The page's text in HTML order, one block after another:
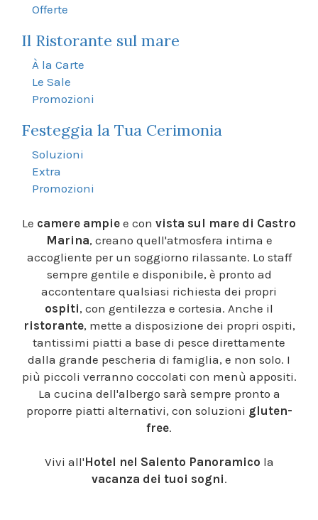
Offerte
Il Ristorante sul mare
À la Carte
Le Sale
Promozioni
Festeggia la Tua Cerimonia
Soluzioni
Extra
Promozioni
Le camere ampie e con vista sul mare di Castro
Marina, creano quell'atmosfera intima e
accogliente per un soggiorno rilassante. Lo staff
sempre gentile e disponibile, è pronto ad
accontentare qualsiasi richiesta dei propri
ospiti, con gentilezza e cortesia. Anche il
ristorante, mette a disposizione dei propri ospiti,
tantissimi piatti a base di pesce direttamente
dalla grande pescheria di famiglia, e non solo. I
più piccoli verranno coccolati con menù appositi.
La cucina dell'albergo sarà sempre pronto a
proporre piatti alternativi, con soluzioni gluten-
free.
Vivi all'Hotel nel Salento Panoramico la
vacanza dei tuoi sogni.